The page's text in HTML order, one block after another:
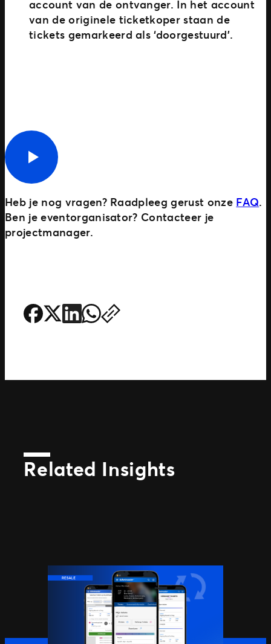
account van de ontvanger. In het account
van de originele ticketkoper staan de
tickets gemarkeerd als ‘doorgestuurd’.
Heb je nog vragen? Raadpleeg gerust onze FAQ.
Ben je eventorganisator? Contacteer je
projectmanager.
Related Insights